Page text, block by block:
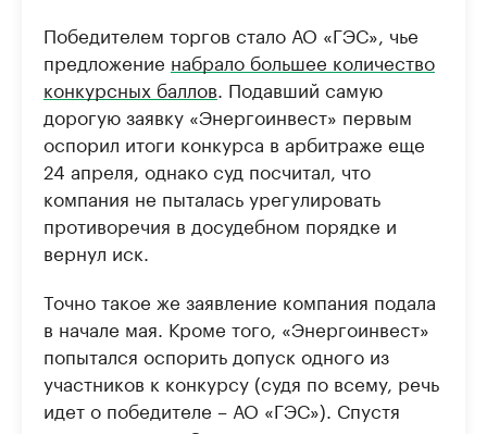
Победителем торгов стало АО «ГЭС», чье
предложение набрало большее количество
конкурсных баллов . Подавший самую
дорогую заявку «Энергоинвест» первым
оспорил итоги конкурса в арбитраже еще
24 апреля, однако суд посчитал, что
компания не пыталась урегулировать
противоречия в досудебном порядке и
вернул иск.
Точно такое же заявление компания подала
в начале мая. Кроме того, «Энергоинвест»
попытался оспорить допуск одного из
участников к конкурсу (судя по всему, речь
идет о победителе – АО «ГЭС»). Спустя